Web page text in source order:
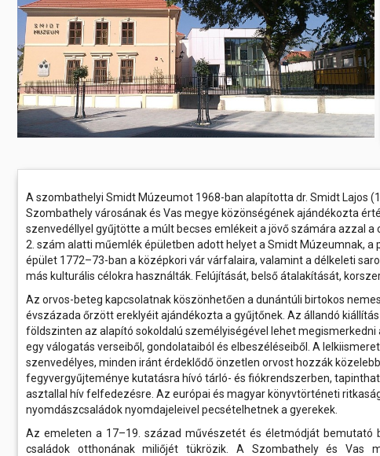
Gyerekeknek
Sport
Buli/Disco
Kiemelt rendezvények
Tábor
Egyházi, vallási
Egyebek
Ünnepek,
megemlékezések
Megyei kitekintő
Tudósok,
nyomában
most
Múzeumok,
kiállítóhelyek
Víz közelben
Összes látnivaló
Egyéb sportok
Labdarúgás
Röplabda
Szabadidősport
A szombathelyi Smidt Múzeumot 1968-ban alapította dr. Smidt Lajos
Szombathely városának és Vas megye közönségének ajándékozta
szenvedéllyel gyűjtötte a múlt becses emlékeit a jövő számára azzal
2. szám alatti műemlék épületben adott helyet a Smidt Múzeumnak,
épület 1772–73-ban a középkori vár várfalaira, valamint a délkeleti
más kulturális célokra használták. Felújítását, belső átalakítását,
Az orvos-beteg kapcsolatnak köszönhetően a dunántúli birtokos
évszázada őrzött ereklyéit ajándékozta a gyűjtőnek. Az állandó
földszinten az alapító sokoldalú személyiségével lehet
egy válogatás verseiből, gondolataiból és elbeszéléseiből. A
szenvedélyes, minden iránt érdeklődő önzetlen orvost hozzák
fegyvergyűjteménye kutatásra hívó tárló- és fiókrendszerben,
asztallal hív felfedezésre. Az európai és magyar könyvtörténeti
nyomdászcsaládok nyomdajeleivel pecsételhetnek a gyerekek.
Az emeleten a 17–19. század művészetét és életmódját bemutató
családok otthonának miliőjét tükrözik. A Szombathely és Vas